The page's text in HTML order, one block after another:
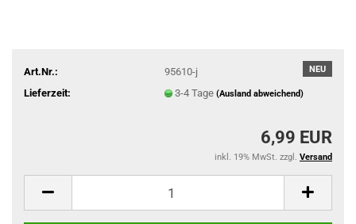
NEU
Art.Nr.:
95610-j
Lieferzeit:
3-4 Tage (Ausland abweichend)
6,99 EUR
inkl. 19% MwSt. zzgl. Versand